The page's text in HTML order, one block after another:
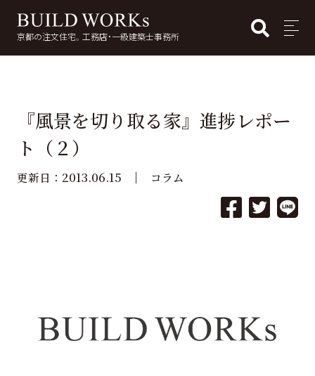
京都の注文住宅。工務店・一級建築士事務所 MENU
『風景を切り取る家』進捗レポー
ト（２）
更新日： 2013.06.15 コラム